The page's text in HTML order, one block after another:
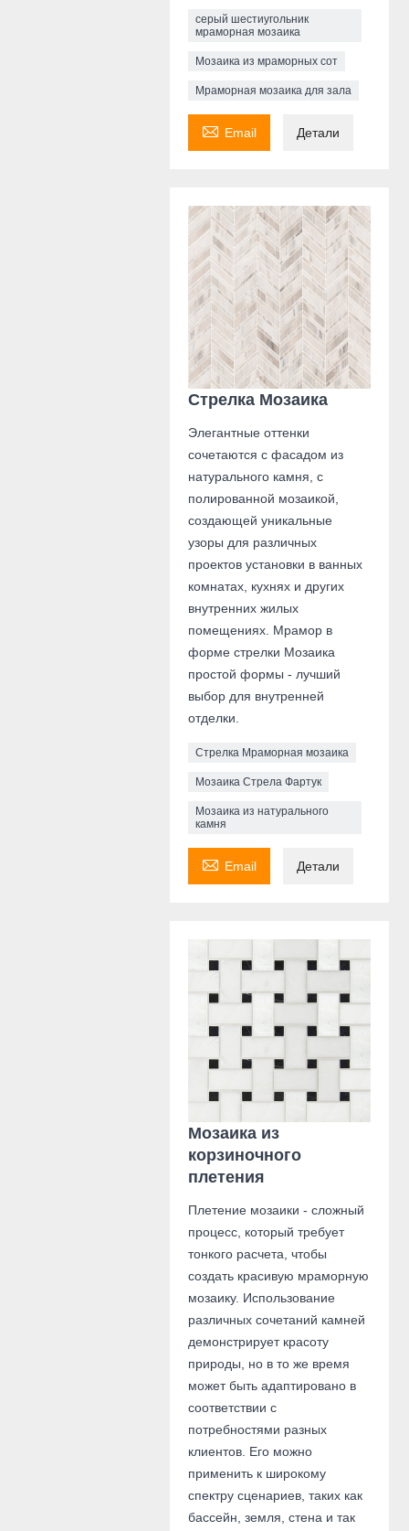
серый шестиугольник
мраморная мозаика
Мозаика из мраморных сот
Мраморная мозаика для зала
 Email Детали
Стрелка Мозаика
Элегантные оттенки
сочетаются с фасадом из
натурального камня, с
полированной мозаикой,
создающей уникальные
узоры для различных
проектов установки в ванных
комнатах, кухнях и других
внутренних жилых
помещениях. Мрамор в
форме стрелки Мозаика
простой формы - лучший
выбор для внутренней
отделки.
Стрелка Мраморная мозаика
Мозаика Стрела Фартук
Мозаика из натурального
камня
 Email Детали
Мозаика из
корзиночного
плетения
Плетение мозаики - сложный
процесс, который требует
тонкого расчета, чтобы
создать красивую мраморную
мозаику. Использование
различных сочетаний камней
демонстрирует красоту
природы, но в то же время
может быть адаптировано в
соответствии с
потребностями разных
клиентов. Его можно
применить к широкому
спектру сценариев, таких как
бассейн, земля, стена и так